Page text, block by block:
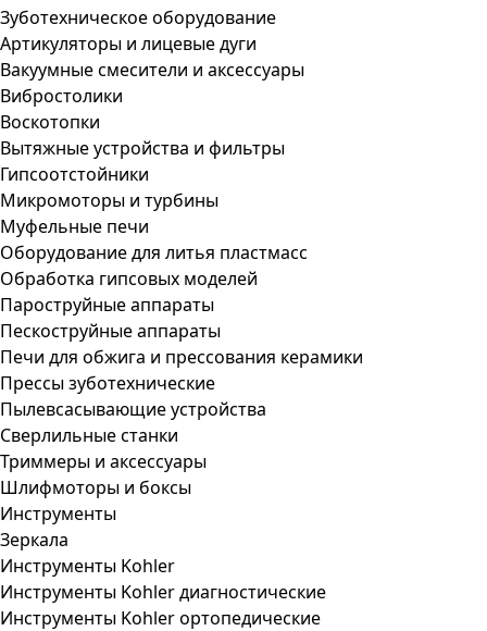
Зуботехническое оборудование
Артикуляторы и лицевые дуги
Вакуумные смесители и аксессуары
Вибростолики
Воскотопки
Вытяжные устройства и фильтры
Гипсоотстойники
Микромоторы и турбины
Муфельные печи
Оборудование для литья пластмасс
Обработка гипсовых моделей
Пароструйные аппараты
Пескоструйные аппараты
Печи для обжига и прессования керамики
Прессы зуботехнические
Пылевсасывающие устройства
Сверлильные станки
Триммеры и аксессуары
Шлифмоторы и боксы
Инструменты
Зеркала
Инструменты Kohler
Инструменты Kohler диагностические
Инструменты Kohler ортопедические